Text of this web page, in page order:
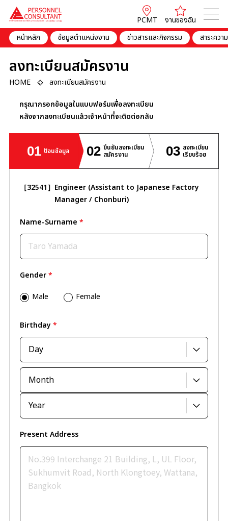
PCMT
งานของฉัน
หน้าหลัก
ข้อมูลตำแหน่งงาน ข่าวสารและกิจกรรม สาระควา
ลงทะเบียนสมัครงาน
HOME ลงทะเบียนสมัครงาน
กรุณากรอกข้อมูลในแบบฟอร์มเพื่อลงทะเบียน
หลังจากลงทะเบียนแล้วเจ้าหน้าที่จะติดต่อกลับ
01 ป้อนข้อมูล 02 ยืนยันลงทะเบียน
สมัครงาน 03 ลงทะเบียน
เรียบร้อย
［32541］ Engineer (Assistant to Japanese Factory
Manager / Chonburi)
Name-Surname *
Gender*
Male
Female
Birthday*
Present Address